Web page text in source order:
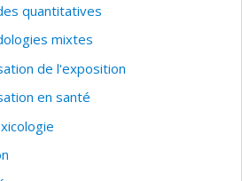
quantitatives
mixtes
de l'exposition
en santé